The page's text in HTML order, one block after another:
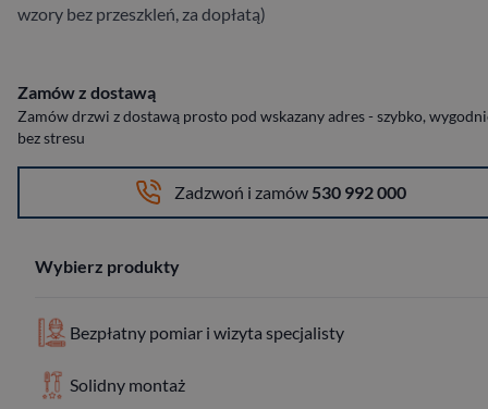
wzory bez przeszkleń, za dopłatą)
Zamów z dostawą
Zamów drzwi z dostawą prosto pod wskazany adres - szybko,
bez stresu
Zadzwoń i zamów 530 992 000
Wybierz produkty
Bezpłatny pomiar i wizyta specjalisty
Solidny montaż